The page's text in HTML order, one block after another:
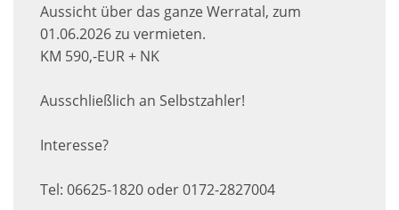
Aussicht über das ganze Werratal, zum
01.06.2026 zu vermieten.
KM 590,-EUR + NK
Ausschließlich an Selbstzahler!
Interesse?
Tel: 06625-1820 oder 0172-2827004